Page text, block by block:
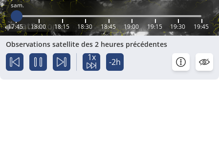
sam.
17:45 18:00 18:15 18:30 18:45 19:00 19:15 19:30 19:45
Observations satellite des 2 heures précédentes
1x -2h